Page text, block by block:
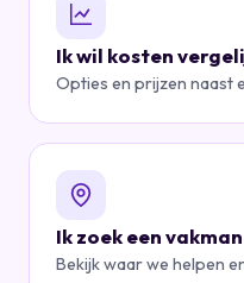
Ik wil kosten
Opties en prijzen naast
Ik zoek een vakman
Bekijk waar we helpen